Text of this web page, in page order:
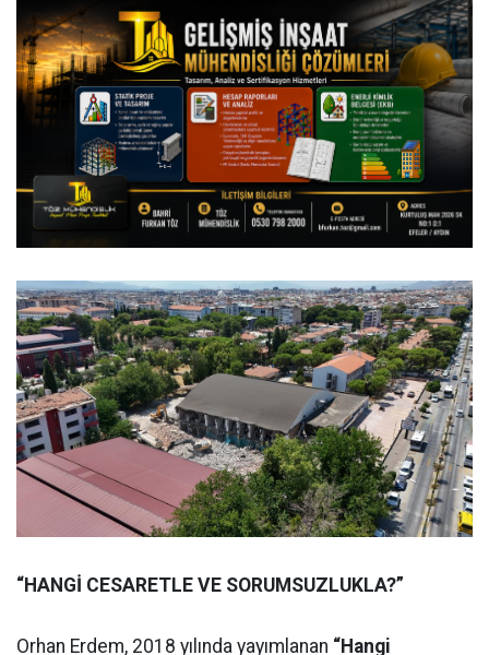
“HANGİ CESARETLE VE SORUMSUZLUKLA?”
Orhan Erdem, 2018 yılında yayımlanan “Hangi